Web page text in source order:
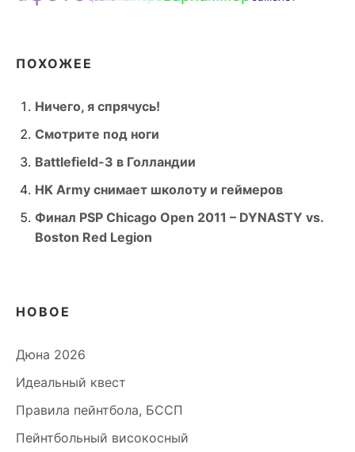
ПОХОЖЕЕ
Ничего, я спрячусь!
Смотрите под ноги
Battlefield-3 в Голландии
HK Army снимает школоту и геймеров
Финал PSP Chicago Open 2011 – DYNASTY vs.
Boston Red Legion
НОВОЕ
Дюна 2026
Идеальный квест
Правила пейнтбола, БССП
Пейнтбольный високосный